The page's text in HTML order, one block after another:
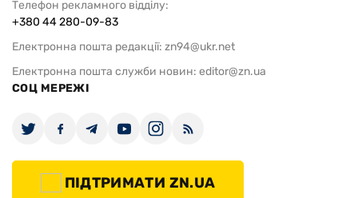
Телефон рекламного відділу:
+380 44 280-09-83
Електронна пошта редакції: zn94@ukr.net
Електронна пошта служби новин: editor@zn.ua
СОЦ МЕРЕЖІ
ПІДТРИМАТИ ZN.UA